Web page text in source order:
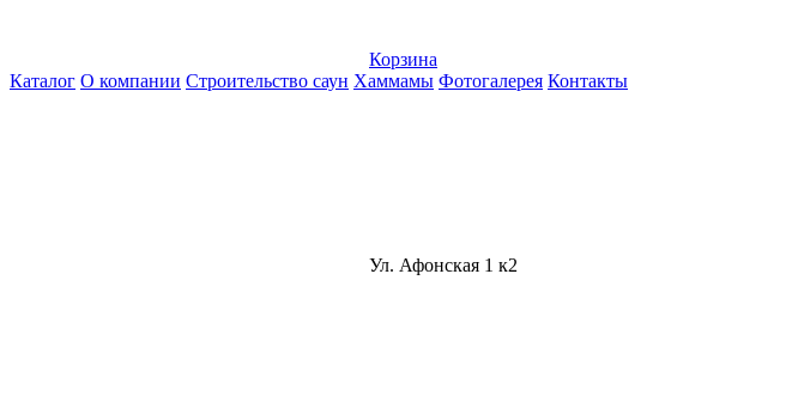
Корзина
Каталог О компании Строительство саун Хаммамы Фотогалерея Контакты
Ул. Афонская 1 к2